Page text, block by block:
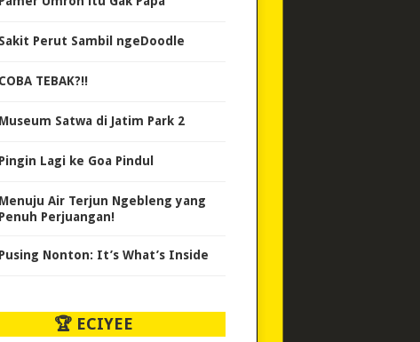
Sakit Perut Sambil ngeDoodle
COBA TEBAK?!!
Museum Satwa di Jatim Park 2
Pingin Lagi ke Goa Pindul
Menuju Air Terjun Ngebleng yang
Penuh Perjuangan!
Pusing Nonton: It’s What’s Inside
🏆 ECIYEE